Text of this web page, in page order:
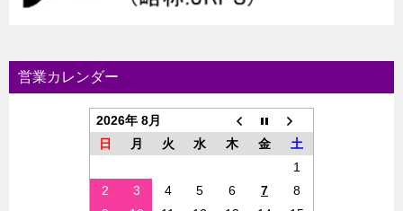
営業カレンダー
2026年 8月
日
月 火 水 木 金
土
1
2
3 4 5 6 7
8